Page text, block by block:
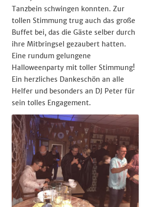
Tanzbein schwingen konnten. Zur
tollen Stimmung trug auch das große
Buffet bei, das die Gäste selber durch
ihre Mitbringsel gezaubert hatten.
Eine rundum gelungene
Halloweenparty mit toller Stimmung!
Ein herzliches Dankeschön an alle
Helfer und besonders an DJ Peter für
sein tolles Engagement.